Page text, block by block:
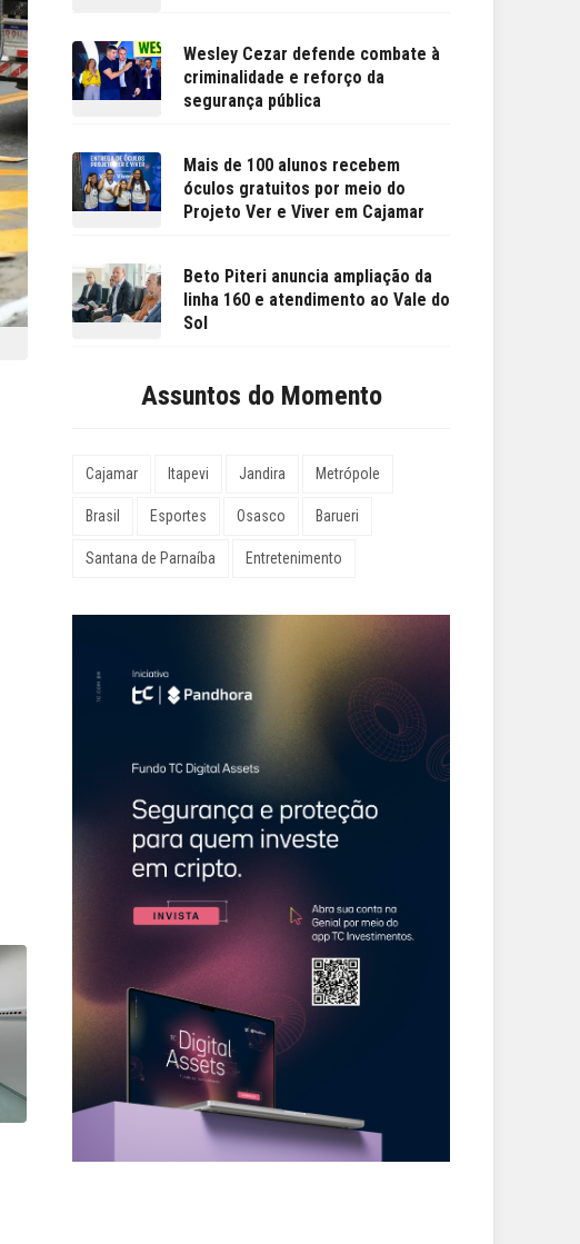
CIDADES
Wesley Cezar defende
Mais de 100 alunos
Wesley Cezar defende combate à
criminalidade e reforço da
segurança pública
Mais de 100 alunos recebem
óculos gratuitos por meio do
Projeto Ver e Viver em Cajamar
Beto Piteri anuncia ampliação da
linha 160 e atendimento ao Vale do
Sol
Assuntos do Momento
Cajamar Itapevi Jandira Metrópole
Brasil Esportes Osasco Barueri
Santana de Parnaíba Entretenimento